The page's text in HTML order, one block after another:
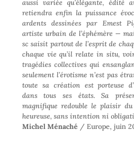
aussi variée qu’élégante, édité
retiendra enfin la puissance
ardents dessinées par Emest
artiste urbain de l’éphémère —
sc saisit partout de l’esprit de
chaque vie qu’il relate in situ,
tragédies collectives qui
seulement l’érotisme n’est pas
toute sa création est porteuse
dans tous ses états. Sa
magnifique redouble le plaisir
heureuse, sans intention ni
Michel Ménaché / Europe, juin